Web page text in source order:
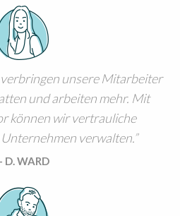
unsere Mitarbeiter
und arbeiten mehr. Mit
können wir vertrauliche
verwalten.
D. WARD